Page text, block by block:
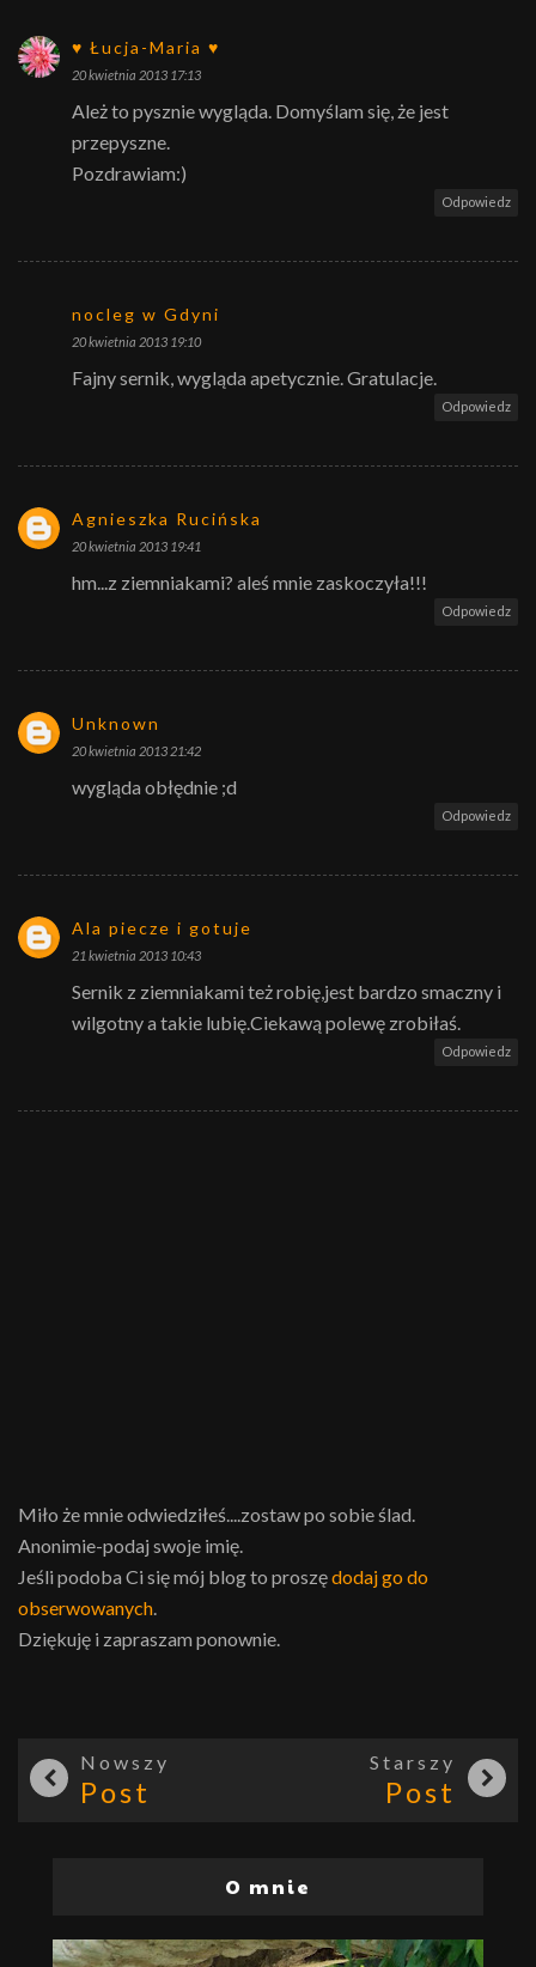
♥ Łucja-Maria ♥
20 kwietnia 2013 17:13
Ależ to pysznie wygląda. Domyślam się, że jest
przepyszne.
Pozdrawiam:)
Odpowiedz
nocleg w Gdyni
20 kwietnia 2013 19:10
Fajny sernik, wygląda apetycznie. Gratulacje.
Odpowiedz
Agnieszka Rucińska
20 kwietnia 2013 19:41
hm...z ziemniakami? aleś mnie zaskoczyła!!!
Odpowiedz
Unknown
20 kwietnia 2013 21:42
wygląda obłędnie ;d
Odpowiedz
Ala piecze i gotuje
21 kwietnia 2013 10:43
Sernik z ziemniakami też robię,jest bardzo smaczny i
wilgotny a takie lubię.Ciekawą polewę zrobiłaś.
Odpowiedz
Miło że mnie odwiedziłeś....zostaw po sobie ślad.
Anonimie-podaj swoje imię.
Jeśli podoba Ci się mój blog to proszędodaj go do
obserwowanych
Dziękuję i zapraszam ponownie.
Nowszy
Post
Starszy
Post
O mnie